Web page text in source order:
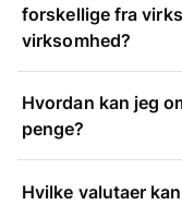
forskellige fra
virksomhed?
Hvordan kan jeg
penge?
Hvilke valutaer